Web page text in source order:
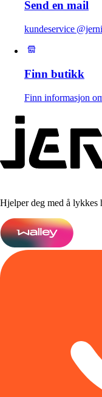
Send en mail
kundeservice
Finn butikk
Finn informasjon
Hjelper deg med å lykkes